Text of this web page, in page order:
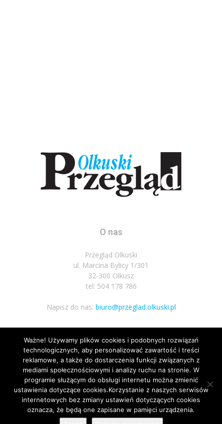
O nas
Przegląd Olkuski
ul. Marcina Bylicy 1/301
32-300 Olkusz
tel: 504 178 786
Napisz do nas: biuro@przeglad.olkuski.pl
Podążaj za nami
Nota prawna Polityka prywatnosci Kariera Regulamin
Ważne! Używamy plików cookies i podobnych rozwiązań
technologicznych, aby personalizować zawartość i treści
reklamowe, a także do dostarczenia funkcji związanych z
mediami społecznościowymi i analizy ruchu na stronie. W
programie służącym do obsługi internetu można zmienić
ustawienia dotyczące cookies.Korzystanie z naszych serwisów
internetowych bez zmiany ustawień dotyczących cookies
oznacza, że będą one zapisane w pamięci urządzenia.